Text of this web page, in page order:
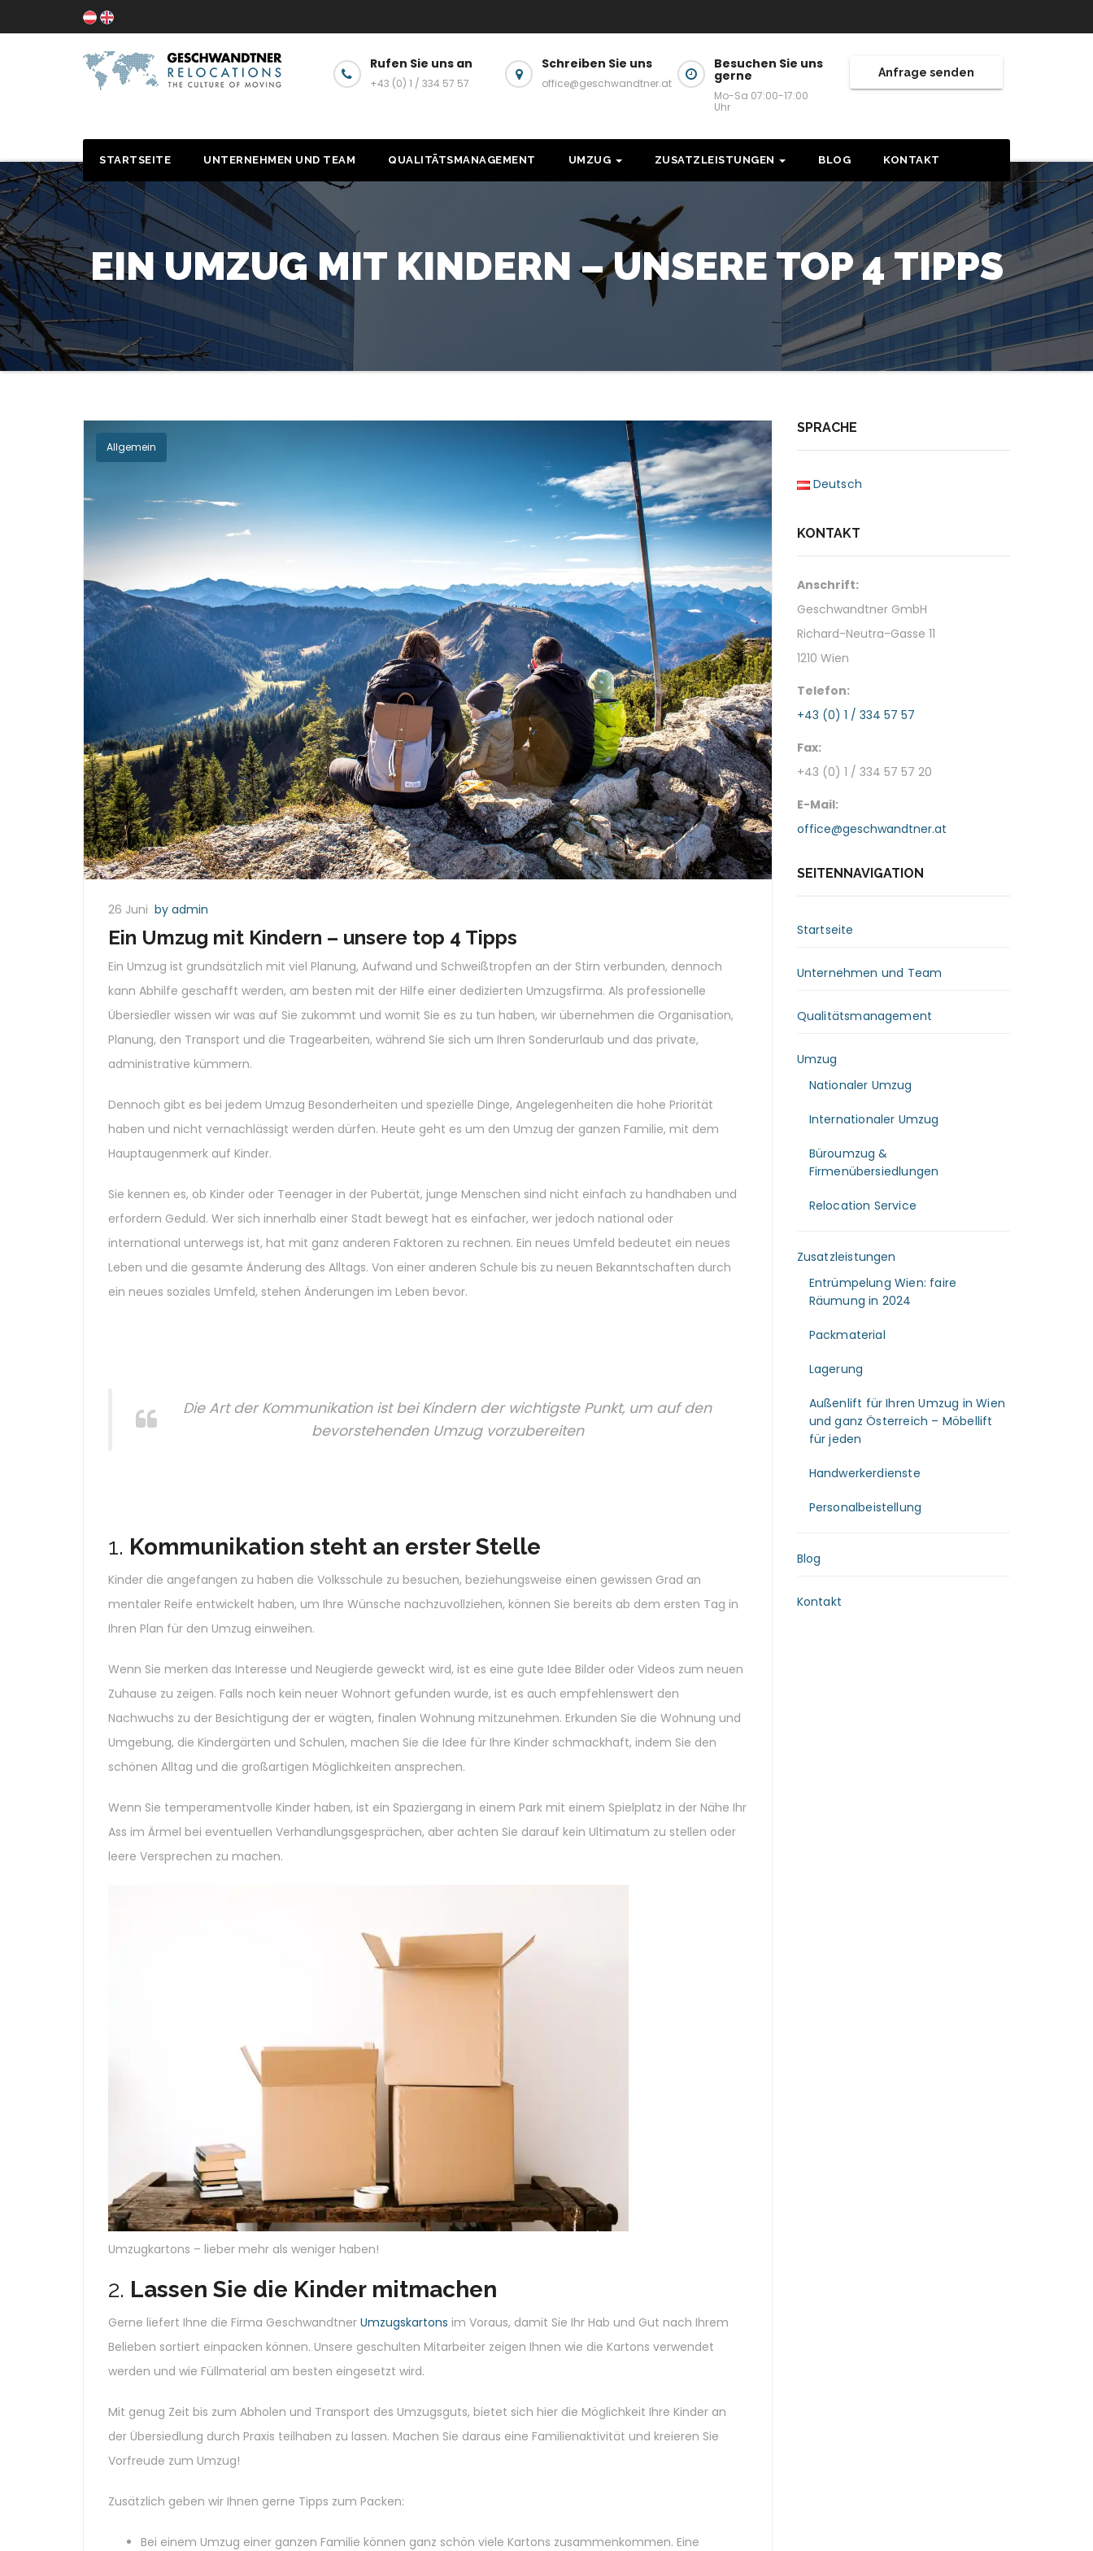
Rufen Sie uns an
+43 (0) 1 / 334 57 57
Schreiben Sie uns
office@geschwandtner.at
Besuchen Sie uns
gerne
Mo-Sa 07:00-17:00
Uhr
Anfrage senden
STARTSEITE UNTERNEHMEN UND TEAM QUALITÄTSMANAGEMENT UMZUG ZUSATZLEISTUNGEN BLOG KONTAKT
EIN UMZUG MIT KINDERN – UNSERE TOP 4 TIPPS
Allgemein
26 Juni by admin
Ein Umzug mit Kindern – unsere top 4 Tipps
Ein Umzug ist grundsätzlich mit viel Planung, Aufwand und Schweißtropfen an der Stirn verbunden, dennoch
kann Abhilfe geschafft werden, am besten mit der Hilfe einer dedizierten Umzugsfirma. Als professionelle
Übersiedler wissen wir was auf Sie zukommt und womit Sie es zu tun haben, wir übernehmen die Organisation,
Planung, den Transport und die Tragearbeiten, während Sie sich um Ihren Sonderurlaub und das private,
administrative kümmern.
Dennoch gibt es bei jedem Umzug Besonderheiten und spezielle Dinge, Angelegenheiten die hohe Priorität
haben und nicht vernachlässigt werden dürfen. Heute geht es um den Umzug der ganzen Familie, mit dem
Hauptaugenmerk auf Kinder.
Sie kennen es, ob Kinder oder Teenager in der Pubertät, junge Menschen sind nicht einfach zu handhaben und
erfordern Geduld. Wer sich innerhalb einer Stadt bewegt hat es einfacher, wer jedoch national oder
international unterwegs ist, hat mit ganz anderen Faktoren zu rechnen. Ein neues Umfeld bedeutet ein neues
Leben und die gesamte Änderung des Alltags. Von einer anderen Schule bis zu neuen Bekanntschaften durch
ein neues soziales Umfeld, stehen Änderungen im Leben bevor.
Die Art der Kommunikation ist bei Kindern der wichtigste Punkt, um auf den
bevorstehenden Umzug vorzubereiten
1. Kommunikation steht an erster Stelle
Kinder die angefangen zu haben die Volksschule zu besuchen, beziehungsweise einen gewissen Grad an
mentaler Reife entwickelt haben, um Ihre Wünsche nachzuvollziehen, können Sie bereits ab dem ersten Tag in
Ihren Plan für den Umzug einweihen.
Wenn Sie merken das Interesse und Neugierde geweckt wird, ist es eine gute Idee Bilder oder Videos zum neuen
Zuhause zu zeigen. Falls noch kein neuer Wohnort gefunden wurde, ist es auch empfehlenswert den
Nachwuchs zu der Besichtigung der er wägten, finalen Wohnung mitzunehmen. Erkunden Sie die Wohnung und
Umgebung, die Kindergärten und Schulen, machen Sie die Idee für Ihre Kinder schmackhaft, indem Sie den
schönen Alltag und die großartigen Möglichkeiten ansprechen.
Wenn Sie temperamentvolle Kinder haben, ist ein Spaziergang in einem Park mit einem Spielplatz in der Nähe Ihr
Ass im Ärmel bei eventuellen Verhandlungsgesprächen, aber achten Sie darauf kein Ultimatum zu stellen oder
leere Versprechen zu machen.
Umzugkartons – lieber mehr als weniger haben!
2. Lassen Sie die Kinder mitmachen
Gerne liefert Ihne die Firma Geschwandtner Umzugskartons im Voraus, damit Sie Ihr Hab und Gut nach Ihrem
Belieben sortiert einpacken können. Unsere geschulten Mitarbeiter zeigen Ihnen wie die Kartons verwendet
werden und wie Füllmaterial am besten eingesetzt wird.
Mit genug Zeit bis zum Abholen und Transport des Umzugsguts, bietet sich hier die Möglichkeit Ihre Kinder an
der Übersiedlung durch Praxis teilhaben zu lassen. Machen Sie daraus eine Familienaktivität und kreieren Sie
Vorfreude zum Umzug!
Zusätzlich geben wir Ihnen gerne Tipps zum Packen:
Bei einem Umzug einer ganzen Familie können ganz schön viele Kartons zusammenkommen. Eine
SPRACHE
Deutsch
KONTAKT
Anschrift:
Geschwandtner GmbH
Richard-Neutra-Gasse 11
1210 Wien
Telefon:
+43 (0) 1 / 334 57 57
Fax:
+43 (0) 1 / 334 57 57 20
E-Mail:
office@geschwandtner.at
SEITENNAVIGATION
Startseite
Unternehmen und Team
Qualitätsmanagement
Umzug
Nationaler Umzug
Internationaler Umzug
Büroumzug &
Firmenübersiedlungen
Relocation Service
Zusatzleistungen
Entrümpelung Wien: faire
Räumung in 2024
Packmaterial
Lagerung
Außenlift für Ihren Umzug in Wien
und ganz Österreich – Möbellift
für jeden
Handwerkerdienste
Personalbeistellung
Blog
Kontakt